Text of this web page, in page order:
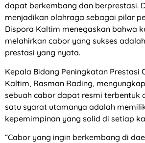
dapat berkembang dan berprestasi.
menjadikan olahraga sebagai pilar
Dispora Kaltim menegaskan bahwa
melahirkan cabor yang sukses
prestasi yang nyata.
Kepala Bidang Peningkatan Prestasi
Kaltim, Rasman Rading,
sebuah cabor dapat resmi terbentuk
satu syarat utamanya adalah
kepemimpinan yang solid di setiap
“Cabor yang ingin berkembang di